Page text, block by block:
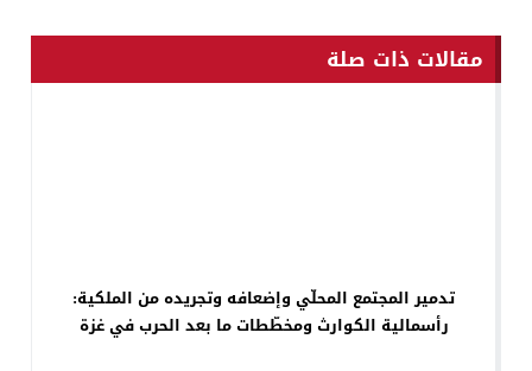
مقالات ذات صلة
تدمير المجتمع المحلّي وإضعافه وتجريده من الملكية:
رأسمالية الكوارث ومخطّطات ما بعد الحرب في غزة